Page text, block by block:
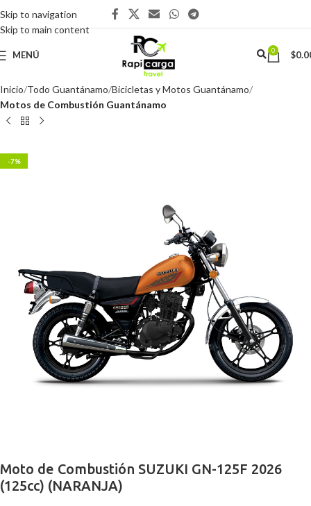
Skip to navigation
Skip to main content
MENÚ 0 $
Inicio Todo Guantánamo Bicicletas y Motos Guantánamo
Motos de Combustión Guantánamo
-7%
Moto de Combustión SUZUKI GN-125F 2026
(125cc) (NARANJA)